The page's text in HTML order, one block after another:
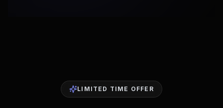
LIMITED TIME OFFER